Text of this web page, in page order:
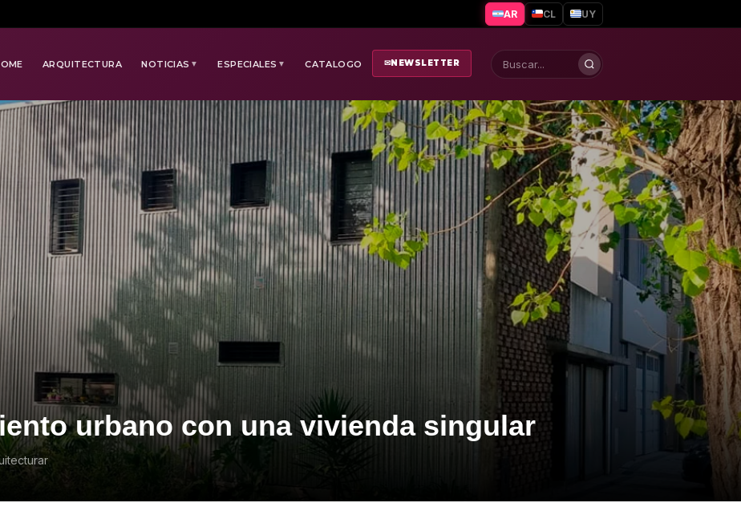
AR CL UY
ARQUITECTURA NOTICIAS ▼ ESPECIALES ▼ CATALOGO ✉NEWSLETTER
urbano con una vivienda singular